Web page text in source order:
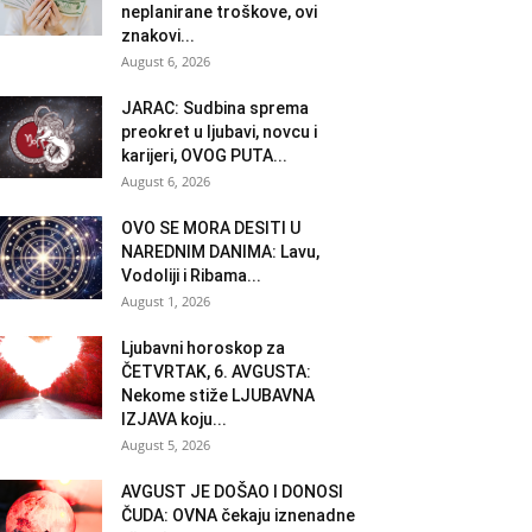
neplanirane troškove, ovi
znakovi...
August 6, 2026
JARAC: Sudbina sprema
preokret u ljubavi, novcu i
karijeri, OVOG PUTA...
August 6, 2026
OVO SE MORA DESITI U
NAREDNIM DANIMA: Lavu,
Vodoliji i Ribama...
August 1, 2026
Ljubavni horoskop za
ČETVRTAK, 6. AVGUSTA:
Nekome stiže LJUBAVNA
IZJAVA koju...
August 5, 2026
AVGUST JE DOŠAO I DONOSI
ČUDA: OVNA čekaju iznenadne